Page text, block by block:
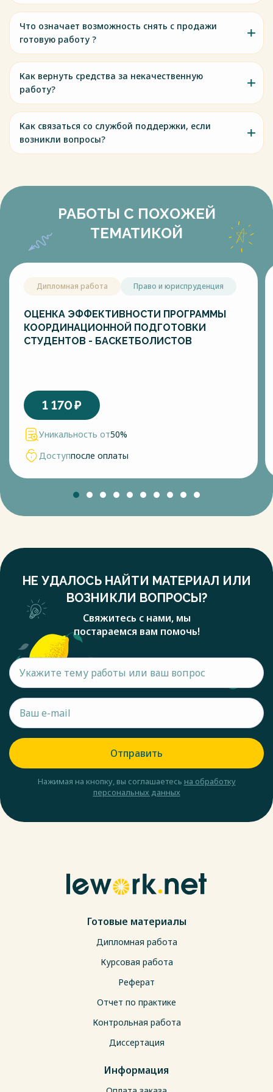
Что означает возможность снять с продажи
готовую работу ?
Как вернуть средства за некачественную
работу?
Как связаться со службой поддержки, если
возникли вопросы?
РАБОТЫ С ПОХОЖЕЙ
ТЕМАТИКОЙ
Дипломная работа Право и юриспруденция
ОЦЕНКА ЭФФЕКТИВНОСТИ ПРОГРАММЫ
КООРДИНАЦИОННОЙ ПОДГОТОВКИ
СТУДЕНТОВ - БАСКЕТБОЛИСТОВ
1 170₽
Уникальность от50%
Доступпосле оплаты
НЕ УДАЛОСЬ НАЙТИ МАТЕРИАЛ ИЛИ
ВОЗНИКЛИ ВОПРОСЫ?
Свяжитесь с нами, мы
постараемся вам помочь!
Отправить
Нажимая на кнопку, вы соглашаетесь на обработку
персональных данных
Готовые материалы
Дипломная работа
Курсовая работа
Реферат
Отчет по практике
Контрольная работа
Диссертация
Информация